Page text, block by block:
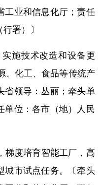
工业和信息化厅；责任
署）〕
施技术改造和设备更
、化工、食品等传统产
省领导：丛丽；牵头单
单位：各市（地）人民
梯度培育智能工厂，高
城市试点任务。〔牵头